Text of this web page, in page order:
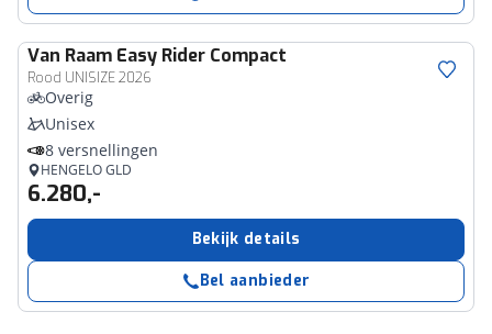
Van Raam Easy Rider Compact
Rood UNISIZE 2026
Overig
Unisex
8 versnellingen
HENGELO GLD
6.280,-
Bekijk details
Bel aanbieder